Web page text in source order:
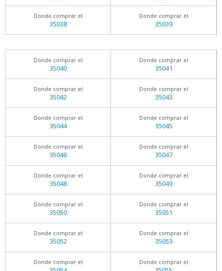
Donde comprar el
35038
Donde comprar el
35039
Donde comprar el
35040
Donde comprar el
35041
Donde comprar el
35042
Donde comprar el
35043
Donde comprar el
35044
Donde comprar el
35045
Donde comprar el
35046
Donde comprar el
35047
Donde comprar el
35048
Donde comprar el
35049
Donde comprar el
35050
Donde comprar el
35051
Donde comprar el
35052
Donde comprar el
35053
Donde comprar el Donde comprar el